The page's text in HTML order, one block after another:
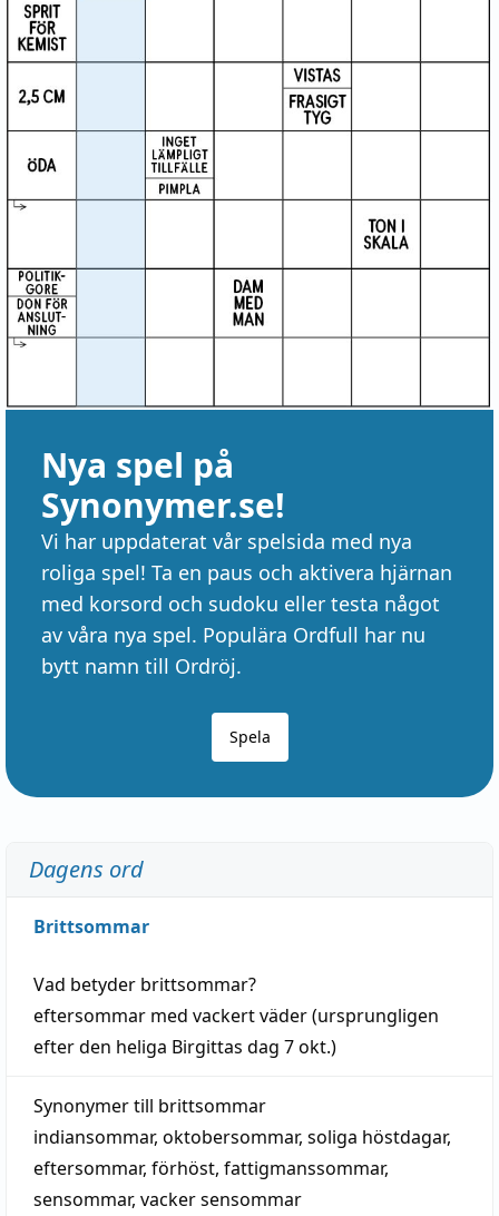
Nya spel på
Synonymer.se!
Vi har uppdaterat vår spelsida med nya
roliga spel! Ta en paus och aktivera hjärnan
med korsord och sudoku eller testa något
av våra nya spel. Populära Ordfull har nu
bytt namn till Ordröj.
Spela
Dagens ord
Brittsommar
Vad betyder brittsommar?
eftersommar med vackertväder(ursprungligen
efter den heliga Birgittas dag 7 okt.)
Synonymer till brittsommar
indiansommar, oktobersommar, soliga höstdagar,
eftersommar, förhöst, fattigmanssommar,
sensommar, vacker sensommar